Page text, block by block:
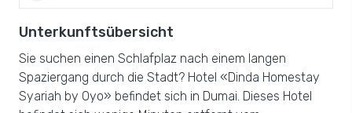
Unterkunftsübersicht
Sie suchen einen Schlafplaz nach einem langen
Spaziergang durch die Stadt? Hotel «Dinda Homestay
Syariah by Oyo» befindet sich in Dumai. Dieses Hotel